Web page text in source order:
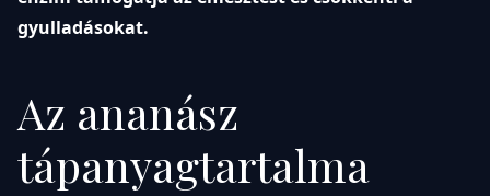
gyulladásokat.
Az ananász
tápanyagtartalma